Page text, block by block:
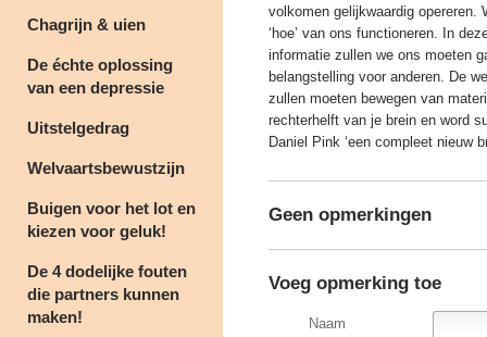
Chagrijn & uien
De échte oplossing
van een depressie
Uitstelgedrag
Welvaartsbewustzijn
Buigen voor het lot en
kiezen voor geluk!
De 4 dodelijke fouten
die partners kunnen
maken!
volkomen gelijkwaardig opereren.
‘hoe’ van ons functioneren. In
informatie zullen we ons moeten
belangstelling voor anderen. De
zullen moeten bewegen van
rechterhelft van je brein en word
Daniel Pink ‘een compleet nieuw
Geen opmerkingen
Voeg opmerking toe
Naam